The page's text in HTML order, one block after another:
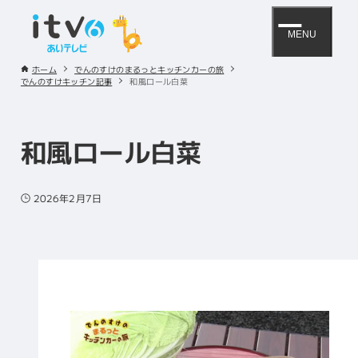
MENU
ホーム
でんのすけのまるっとキッチンカーの旅
でんのすけキッチン記事
和風ロール白菜
和風ロール白菜
2026年2月7日